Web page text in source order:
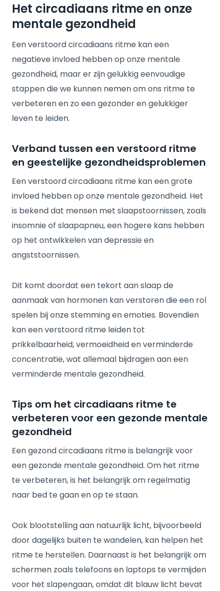
Het circadiaans ritme en onze
mentale gezondheid
Een verstoord circadiaans ritme kan een
negatieve invloed hebben op onze mentale
gezondheid, maar er zijn gelukkig eenvoudige
stappen die we kunnen nemen om ons ritme te
verbeteren en zo een gezonder en gelukkiger
leven te leiden.
Verband tussen een verstoord ritme
en geestelijke gezondheidsproblemen
Een verstoord circadiaans ritme kan een grote
invloed hebben op onze mentale gezondheid. Het
is bekend dat mensen met slaapstoornissen, zoals
insomnie of slaapapneu, een hogere kans hebben
op het ontwikkelen van depressie en
angststoornissen.
Dit komt doordat een tekort aan slaap de
aanmaak van hormonen kan verstoren die een rol
spelen bij onze stemming en emoties. Bovendien
kan een verstoord ritme leiden tot
prikkelbaarheid, vermoeidheid en verminderde
concentratie, wat allemaal bijdragen aan een
verminderde mentale gezondheid.
Tips om het circadiaans ritme te
verbeteren voor een gezonde mentale
gezondheid
Een gezond circadiaans ritme is belangrijk voor
een gezonde mentale gezondheid. Om het ritme
te verbeteren, is het belangrijk om regelmatig
naar bed te gaan en op te staan.
Ook blootstelling aan natuurlijk licht, bijvoorbeeld
door dagelijks buiten te wandelen, kan helpen het
ritme te herstellen. Daarnaast is het belangrijk om
schermen zoals telefoons en laptops te vermijden
voor het slapengaan, omdat dit blauw licht bevat